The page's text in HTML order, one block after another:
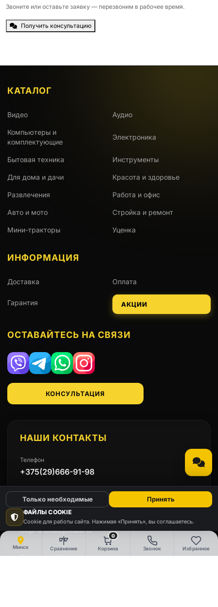
Минск Сравнение
0
Корзина Звонок Избранное
Звоните или оставьте заявку — перезвоним в рабочее время.
Получить консультацию
КАТАЛОГ
Видео Аудио
Компьютеры и
комплектующие
Электроника
Бытовая техника Инструменты
Для дома и дачи Красота и здоровье
Развлечения Работа и офис
Авто и мото Стройка и ремонт
Мини-тракторы Уценка
ИНФОРМАЦИЯ
Доставка Оплата
Гарантия АКЦИИ
ОСТАВАЙТЕСЬ НА СВЯЗИ
Viber TelegramWhatsAppInstagram
КОНСУЛЬТАЦИЯ
НАШИ КОНТАКТЫ
Телефон
+375(29)666-91-98
emmet.by@mail.ru
пер-к Северный 17
Договор публичной оферты
ФАЙЛЫ COOKIE
Cookie для работы сайта. Нажимая «Принять», вы соглашаетесь.
Только необходимые Принять